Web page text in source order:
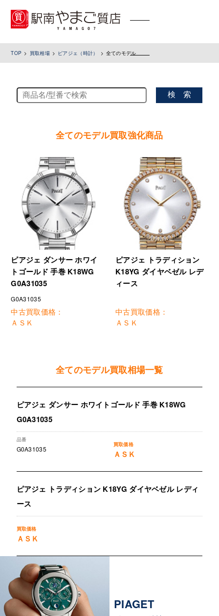
toggle
TOP 買取相場 ピアジェ（時計） 全てのモデル
検 索
全てのモデル買取強化商品
ピアジェ ダンサー ホワイ
トゴールド 手巻 K18WG
G0A31035
G0A31035
中古買取価格：
ＡＳＫ
ピアジェ トラディション
K18YG ダイヤベゼル レデ
ィース
中古買取価格：
ＡＳＫ
全てのモデル買取相場一覧
ピアジェ ダンサー ホワイトゴールド 手巻 K18WG
G0A31035
G0A31035 ＡＳＫ
ピアジェ トラディション K18YG ダイヤベゼル レディ
ース
ＡＳＫ
PIAGET